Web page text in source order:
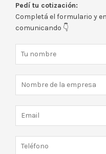
Pedí tu cotización:
Completá el formulario y
comunicando 👇